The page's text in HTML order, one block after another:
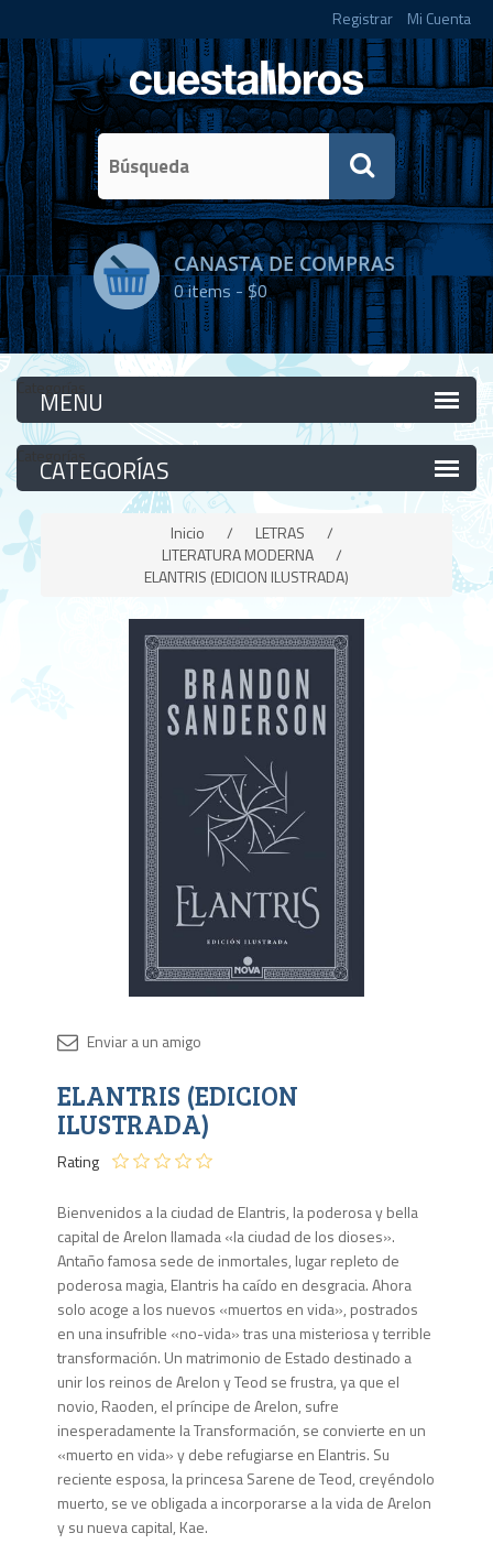
Registrar Mi Cuenta
CANASTA DE COMPRAS
0items -$0
Categorías
Categorías
Inicio / LETRAS
/
LITERATURA MODERNA
/
ELANTRIS (EDICION ILUSTRADA)
ELANTRIS (EDICION
ILUSTRADA)
Rating
Bienvenidos a la ciudad de Elantris, la poderosa y bella
capital de Arelon llamada «la ciudad de los dioses».
Antaño famosa sede de inmortales, lugar repleto de
poderosa magia, Elantris ha caído en desgracia. Ahora
solo acoge a los nuevos «muertos en vida», postrados
en una insufrible «no-vida» tras una misteriosa y terrible
transformación. Un matrimonio de Estado destinado a
unir los reinos de Arelon y Teod se frustra, ya que el
novio, Raoden, el príncipe de Arelon, sufre
inesperadamente la Transformación, se convierte en un
«muerto en vida» y debe refugiarse en Elantris. Su
reciente esposa, la princesa Sarene de Teod, creyéndolo
muerto, se ve obligada a incorporarse a la vida de Arelon
y su nueva capital, Kae.